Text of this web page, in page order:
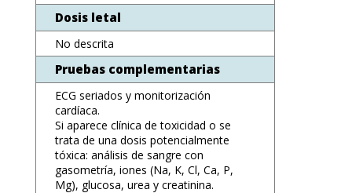
Dosis letal
No descrita
Pruebas complementarias
ECG seriados y monitorización
cardíaca.
Si aparece clínica de toxicidad o se
trata de una dosis potencialmente
tóxica: análisis de sangre con
gasometría, iones (Na, K, Cl, Ca, P,
Mg), glucosa, urea y creatinina.